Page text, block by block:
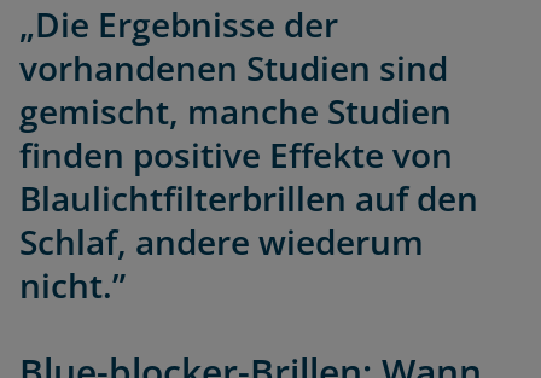
„Die Ergebnisse der
vorhandenen Studien sind
gemischt, manche Studien
finden positive Effekte von
Blaulichtfilterbrillen auf den
Schlaf, andere wiederum
nicht.”